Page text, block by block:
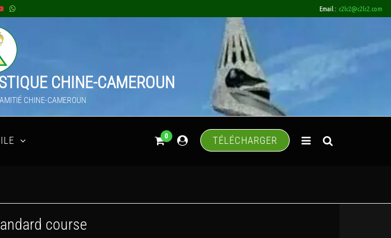
Email : c2lc2@c2lc2.com
CHINE-CAMEROUN
CHINE-CAMEROUN
TÉLÉCHARGER
0
course